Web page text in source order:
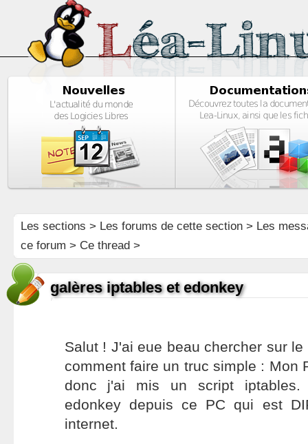
Les sections > Les forums de cette section> Les
ce forum > Ce thread >
galères iptables et edonkey
Salut ! J'ai eue beau chercher sur
comment faire un truc simple : Mon
donc j'ai mis un script iptables.
edonkey depuis ce PC qui est
internet.